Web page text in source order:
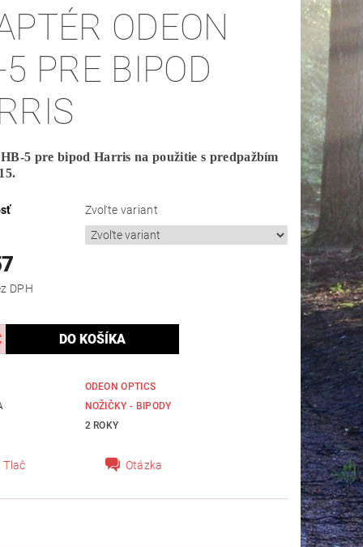
ODEON
PRE BIPOD
5 pre bipod Harris na použitie s predpažbím
Zvoľte variant
bez DPH
ODEON OPTICS
NOŽIČKY - BIPODY
2 ROKY
Tlač Otázka